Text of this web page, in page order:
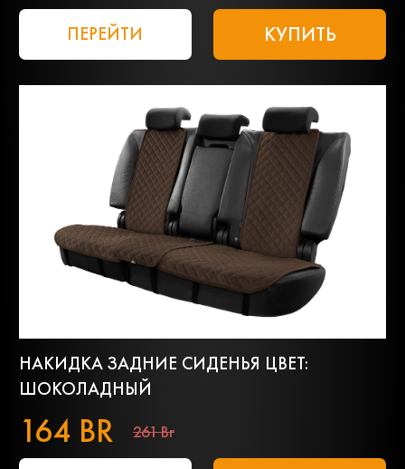
ПЕРЕЙТИ КУПИТЬ
НАКИДКА ЗАДНИЕ СИДЕНЬЯ ЦВЕТ:
ШОКОЛАДНЫЙ
164 BR 261 Br